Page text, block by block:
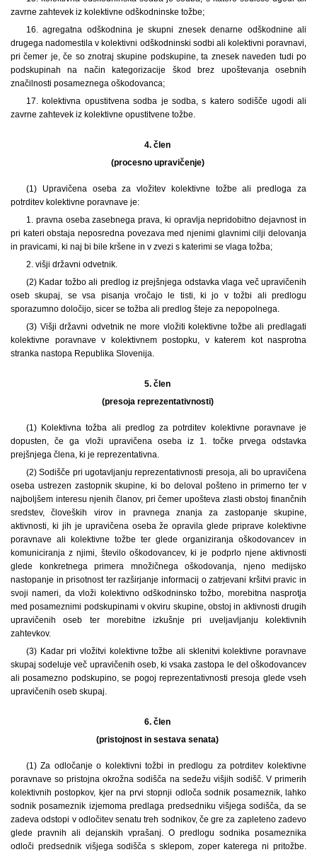
zavrne zahtevek iz kolektivne odškodninske tožbe;
16. agregatna odškodnina je skupni znesek denarne odškodnine ali
drugega nadomestila v kolektivni odškodninski sodbi ali kolektivni poravnavi,
pri čemer je, če so znotraj skupine podskupine, ta znesek naveden tudi po
podskupinah na način kategorizacije škod brez upoštevanja osebnih
značilnosti posameznega oškodovanca;
17. kolektivna opustitvena sodba je sodba, s katero sodišče ugodi ali
zavrne zahtevek iz kolektivne opustitvene tožbe.
4. člen
(procesno upravičenje)
(1) Upravičena oseba za vložitev kolektivne tožbe ali predloga za
potrditev kolektivne poravnave je:
1. pravna oseba zasebnega prava, ki opravlja nepridobitno dejavnost in
pri kateri obstaja neposredna povezava med njenimi glavnimi cilji delovanja
in pravicami, ki naj bi bile kršene in v zvezi s katerimi se vlaga tožba;
2. višji državni odvetnik.
(2) Kadar tožbo ali predlog iz prejšnjega odstavka vlaga več upravičenih
oseb skupaj, se vsa pisanja vročajo le tisti, ki jo v tožbi ali predlogu
sporazumno določijo, sicer se tožba ali predlog šteje za nepopolnega.
(3) Višji državni odvetnik ne more vložiti kolektivne tožbe ali predlagati
kolektivne poravnave v kolektivnem postopku, v katerem kot nasprotna
stranka nastopa Republika Slovenija.
5. člen
(presoja reprezentativnosti)
(1) Kolektivna tožba ali predlog za potrditev kolektivne poravnave je
dopusten, če ga vloži upravičena oseba iz 1. točke prvega odstavka
prejšnjega člena, ki je reprezentativna.
(2) Sodišče pri ugotavljanju reprezentativnosti presoja, ali bo upravičena
oseba ustrezen zastopnik skupine, ki bo deloval pošteno in primerno ter v
najboljšem interesu njenih članov, pri čemer upošteva zlasti obstoj finančnih
sredstev, človeških virov in pravnega znanja za zastopanje skupine,
aktivnosti, ki jih je upravičena oseba že opravila glede priprave kolektivne
poravnave ali kolektivne tožbe ter glede organiziranja oškodovancev in
komuniciranja z njimi, število oškodovancev, ki je podprlo njene aktivnosti
glede konkretnega primera množičnega oškodovanja, njeno medijsko
nastopanje in prisotnost ter razširjanje informacij o zatrjevani kršitvi pravic in
svoji nameri, da vloži kolektivno odškodninsko tožbo, morebitna nasprotja
med posameznimi podskupinami v okviru skupine, obstoj in aktivnosti drugih
upravičenih oseb ter morebitne izkušnje pri uveljavljanju kolektivnih
zahtevkov.
(3) Kadar pri vložitvi kolektivne tožbe ali sklenitvi kolektivne poravnave
skupaj sodeluje več upravičenih oseb, ki vsaka zastopa le del oškodovancev
ali posamezno podskupino, se pogoj reprezentativnosti presoja glede vseh
upravičenih oseb skupaj.
6. člen
(pristojnost in sestava senata)
(1) Za odločanje o kolektivni tožbi in predlogu za potrditev kolektivne
poravnave so pristojna okrožna sodišča na sedežu višjih sodišč. V primerih
kolektivnih postopkov, kjer na prvi stopnji odloča sodnik posameznik, lahko
sodnik posameznik izjemoma predlaga predsedniku višjega sodišča, da se
zadeva odstopi v odločitev senatu treh sodnikov, če gre za zapleteno zadevo
glede pravnih ali dejanskih vprašanj. O predlogu sodnika posameznika
odloči predsednik višjega sodišča s sklepom, zoper katerega ni pritožbe.